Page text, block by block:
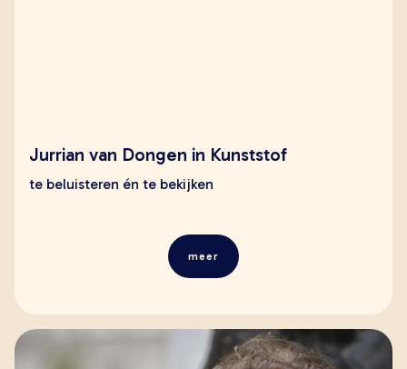
Jurrian van Dongen in Kunststof
te beluisteren én te bekijken
meer